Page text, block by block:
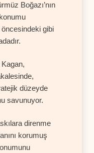
Boğazı’nın
öncesindeki gibi
düzeyde
savunuyor.
direnme
korumuş